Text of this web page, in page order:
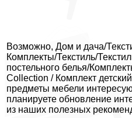
Возможно, Дом и дача/
Комплекты/Текстиль/
постельного белья/
Collection / Комплект
предметы мебели
планируете обновление
из наших полезных